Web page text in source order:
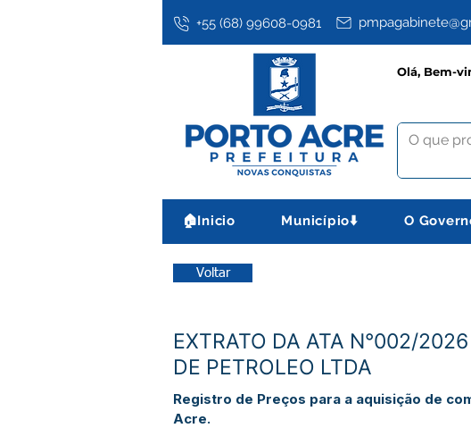
+55 (68) 99608-0981
Olá, Bem-
🏠Inicio Município⬇️ O
Voltar
EXTRATO DA ATA N°002/
DE PETROLEO LTDA
Registro de Preços para a aquisição de
Acre.